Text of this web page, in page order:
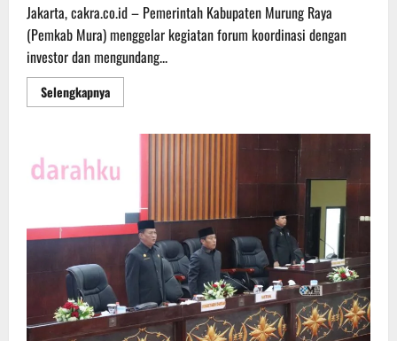
Jakarta, cakra.co.id – Pemerintah Kabupaten Murung Raya
(Pemkab Mura) menggelar kegiatan forum koordinasi dengan
investor dan mengundang...
SelengkapnyaRead
more
Sinergi
Bersama